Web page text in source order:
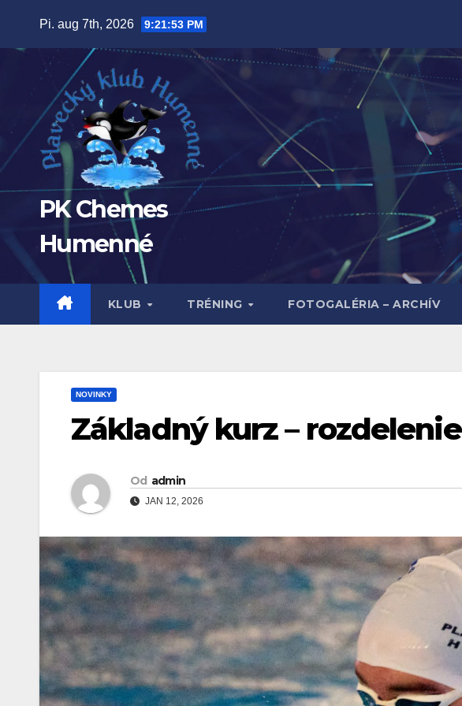
Pi. aug 7th, 2026 9:21:54 PM
PK Chemes
Humenné
KLUB TRÉNING FOTOGALÉRIA – ARCHÍV
NOVINKY
Základný kurz – rozdelenie
Od admin
JAN 12, 2026